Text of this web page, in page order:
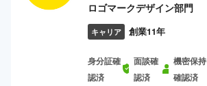
ロゴマークデザイン部門
キャリア 創業11年
身分証確
認済
面談確
認済
機密保持
確認済